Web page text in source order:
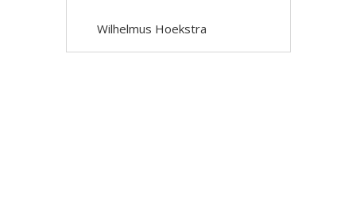
Wilhelmus Hoekstra